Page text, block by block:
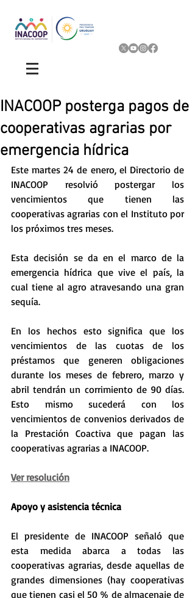
INACOOP posterga pagos de
cooperativas agrarias por
emergencia hídrica
Este martes 24 de enero, el Directorio de
INACOOP resolvió postergar los
vencimientos que tienen las
cooperativas agrarias con el Instituto por
los próximos tres meses.
Esta decisión se da en el marco de la
emergencia hídrica que vive el país, la
cual tiene al agro atravesando una gran
sequía.
En los hechos esto significa que los
vencimientos de las cuotas de los
préstamos que generen obligaciones
durante los meses de febrero, marzo y
abril tendrán un corrimiento de 90 días.
Esto mismo sucederá con los
vencimientos de convenios derivados de
la Prestación Coactiva que pagan las
cooperativas agrarias a INACOOP.
Ver resolución
Apoyo y asistencia técnica
El presidente de INACOOP señaló que
esta medida abarca a todas las
cooperativas agrarias, desde aquellas de
grandes dimensiones (hay cooperativas
que tienen casi el 50 % de almacenaje de